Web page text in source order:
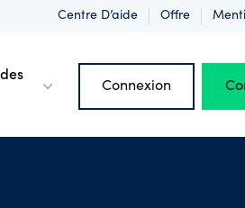
Centre D’aide Offre
Connexion